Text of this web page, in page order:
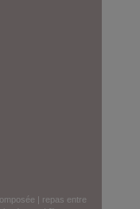
| repas entre